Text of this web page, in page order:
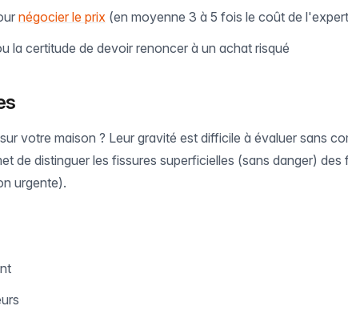
négocier le prix (en moyenne 3 à 5 fois le coût de
la certitude de devoir renoncer à un achat risqué
votre maison ? Leur gravité est difficile à évaluer sans
de distinguer les fissures superficielles (sans danger)
urgente).